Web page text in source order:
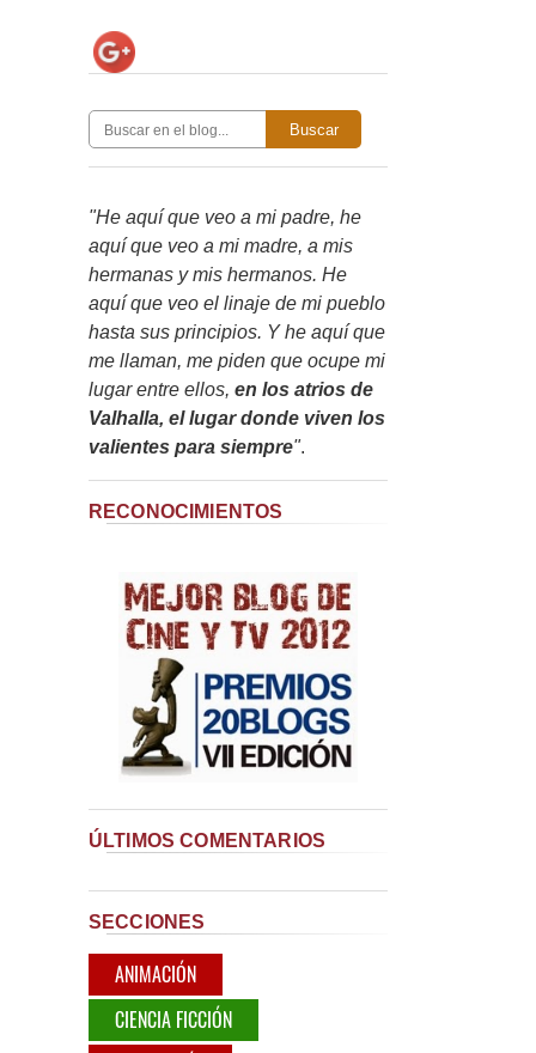
Buscar
"He aquí que veo a mi padre, he
aquí que veo a mi madre, a mis
hermanas y mis hermanos. He
aquí que veo el linaje de mi pueblo
hasta sus principios. Y he aquí que
me llaman, me piden que ocupe mi
lugar entre ellos, en los atrios de
Valhalla, el lugar donde viven los
valientes para siempre".
RECONOCIMIENTOS
ÚLTIMOS COMENTARIOS
SECCIONES
ANIMACIÓN
CIENCIA FICCIÓN